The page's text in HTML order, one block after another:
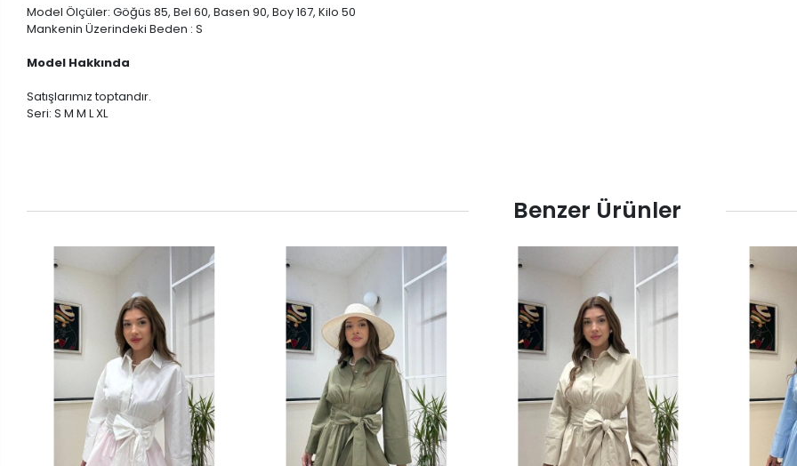
Model Ölçüler: Göğüs 85, Bel 60, Basen 90, Boy 167, Kilo 50
Mankenin Üzerindeki Beden : S
Model Hakkında
Satışlarımız toptandır.
Seri: S M M L XL
Benzer Ürünler